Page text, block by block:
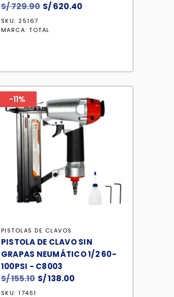
S/729.90 El
original
S/620.40
SKU: 25167
MARCA:TOTAL
-11%
PISTOLAS DE CLAVOS
PISTOLA DE CLAVO SIN
GRAPAS NEUMÁTICO 1/2 60-
100PSI - C8003
S/155.10 El
S/138.00
SKU: 17451